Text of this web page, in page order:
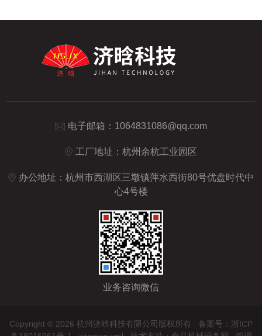
电子邮箱： 1064831086@qq.com
工厂地址：杭州余杭工业园区
办公地址：杭州市西湖区三墩镇萍水西街80号优盘时代中
心4号楼
业务咨询微信
Copyright © 2026 杭州济晗科技有限公司版权所有 备案号：浙ICP